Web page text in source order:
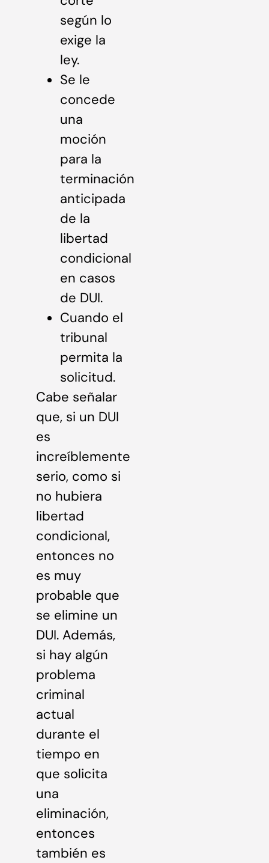
según lo
exige la
ley.
Se le
concede
una
moción
para la
terminación
anticipada
de la
libertad
condicional
en casos
de DUI.
Cuando el
tribunal
permita la
solicitud.
Cabe señalar
que, si un DUI
es
increíblemente
serio, como si
no hubiera
libertad
condicional,
entonces no
es muy
probable que
se elimine un
DUI. Además,
si hay algún
problema
criminal
actual
durante el
tiempo en
que solicita
una
eliminación,
entonces
también es